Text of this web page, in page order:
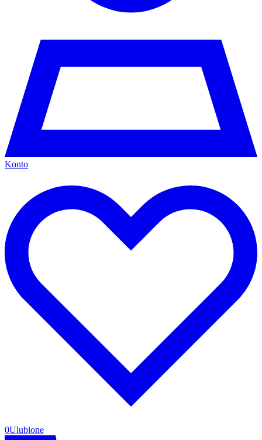
Konto
0Ulubione